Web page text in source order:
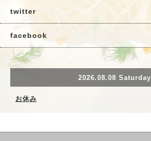
twitter
facebook
2026.08.08 Saturday
お休み